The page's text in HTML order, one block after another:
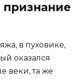
в пуховике,
оказался
веки, та же